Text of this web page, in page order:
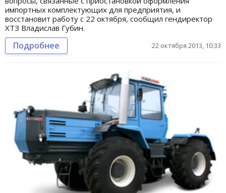
импортных комплектующих для предприятия, и
восстановит работу с 22 октября, сообщил гендиректор
ХТЗ Владислав Губин.
Подробнее 22 октября 2013, 10:33